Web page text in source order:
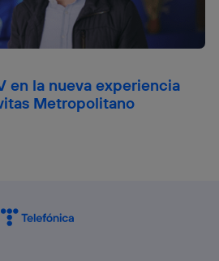
en la nueva experiencia
Metropolitano